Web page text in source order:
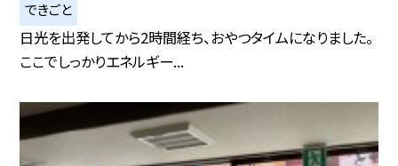
できごと
日光を出発してから2時間経ち、おやつタイムになりました。
ここでしっかりエネルギー...